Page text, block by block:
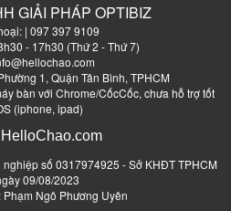
GIẢI PHÁP OPTIBIZ
| 097 397 9109
- 17h30 (Thứ 2 - Thứ 7)
1, Quận Tân Bình, TPHCM
bàn với Chrome/CốcCốc, chưa hỗ trợ tốt
(iphone, ipad)
số 0317974925 - Sở KHĐT TPHCM
09/08/2023
Ngô Phương Uyên